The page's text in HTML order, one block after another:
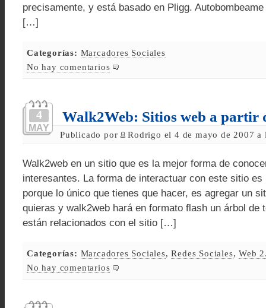
precisamente, y está basado en Pligg.
[…]
Categorías: Marcadores Sociales
No hay comentarios
4
MAY
Walk2Web: Sitios web a partir
Publicado por Rodrigo el 4 de mayo de 2007 a
Walk2web en un sitio que es la mejor forma de
interesantes. La forma de interactuar con este sitio es
porque lo único que tienes que hacer, es agregar un
quieras y walk2web hará en formato flash un árbol de
están relacionados con el sitio […]
Categorías: Marcadores Sociales,Redes Sociales,Web
No hay comentarios